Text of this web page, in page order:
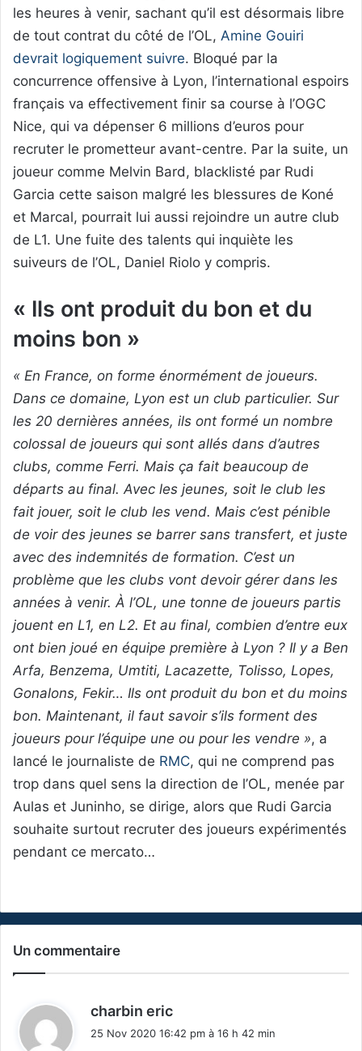
les heures à venir, sachant qu’il est désormais libre
de tout contrat du côté de l’OL, Amine Gouiri
devrait logiquement suivre. Bloqué par la
concurrence offensive à Lyon, l’international espoirs
français va effectivement finir sa course à l’OGC
Nice, qui va dépenser 6 millions d’euros pour
recruter le prometteur avant-centre. Par la suite, un
joueur comme Melvin Bard, blacklisté par Rudi
Garcia cette saison malgré les blessures de Koné
et Marcal, pourrait lui aussi rejoindre un autre club
de L1. Une fuite des talents qui inquiète les
suiveurs de l’OL, Daniel Riolo y compris.
« Ils ont produit du bon et du
moins bon »
« En France, on forme énormément de joueurs.
Dans ce domaine, Lyon est un club particulier. Sur
les 20 dernières années, ils ont formé un nombre
colossal de joueurs qui sont allés dans d’autres
clubs, comme Ferri. Mais ça fait beaucoup de
départs au final. Avec les jeunes, soit le club les
fait jouer, soit le club les vend. Mais c’est pénible
de voir des jeunes se barrer sans transfert, et juste
avec des indemnités de formation. C’est un
problème que les clubs vont devoir gérer dans les
années à venir. À l’OL, une tonne de joueurs partis
jouent en L1, en L2. Et au final, combien d’entre eux
ont bien joué en équipe première à Lyon ? Il y a Ben
Arfa, Benzema, Umtiti, Lacazette, Tolisso, Lopes,
Gonalons, Fekir… Ils ont produit du bon et du moins
bon. Maintenant, il faut savoir s’ils forment des
joueurs pour l’équipe une ou pour les vendre », a
lancé le journaliste de RMC, qui ne comprend pas
trop dans quel sens la direction de l’OL, menée par
Aulas et Juninho, se dirige, alors que Rudi Garcia
souhaite surtout recruter des joueurs expérimentés
pendant ce mercato…
Un commentaire
charbin eric
25 Nov 2020 16:42 pm à 16 h 42 min